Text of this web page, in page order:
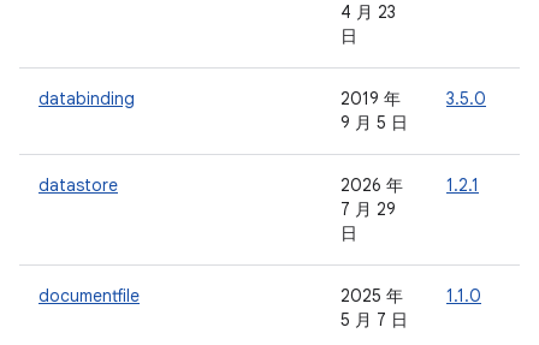
4 月 23
日
databinding
2019 年
9 月 5 日
3.5.0
datastore
2026 年
7 月 29
日
1.2.1
documentfile
2025 年
5 月 7 日
1.1.0